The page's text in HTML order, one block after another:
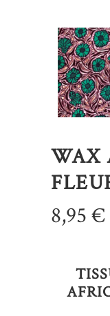
WAX
8,95€